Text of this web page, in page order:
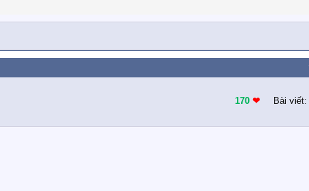
170 ❤︎ Bài viết: